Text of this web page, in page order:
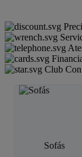
Club
Sofás